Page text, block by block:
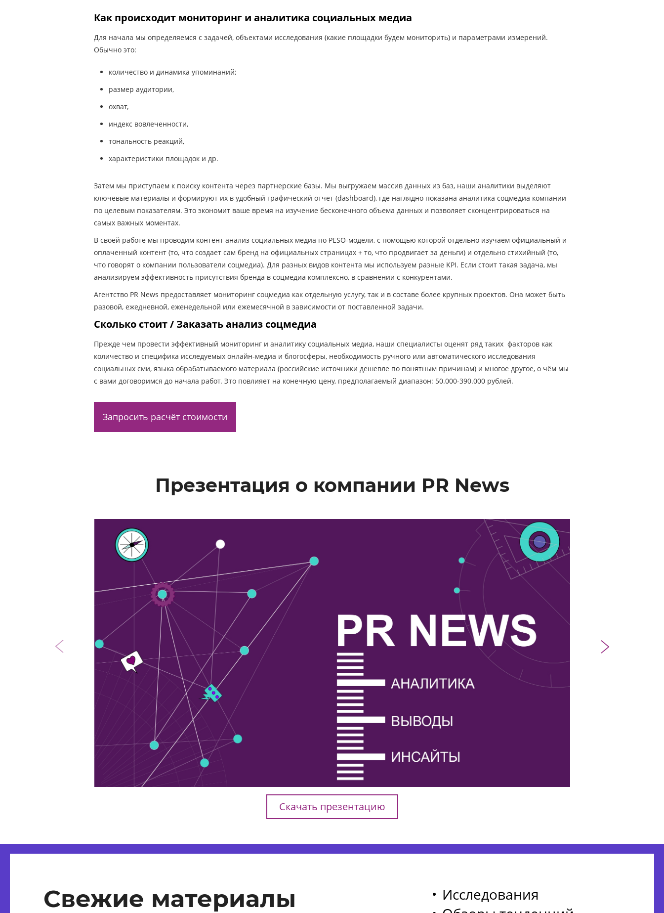
Как происходит мониторинг и аналитика социальных медиа
Для начала мы определяемся с задачей, объектами исследования (какие площадки будем мониторить) и параметрами измерений.
Обычно это:
количество и динамика упоминаний;
размер аудитории,
охват,
индекс вовлеченности,
тональность реакций,
характеристики площадок и др.
Затем мы приступаем к поиску контента через партнерские базы. Мы выгружаем массив данных из баз, наши аналитики выделяют
ключевые материалы и формируют их в удобный графический отчет (dashboard), где наглядно показана аналитика соцмедиа компании
по целевым показателям. Это экономит ваше время на изучение бесконечного объема данных и позволяет сконцентрироваться на
самых важных моментах.
В своей работе мы проводим контент анализ социальных медиа по PESO-модели, с помощью которой отдельно изучаем официальный и
оплаченный контент (то, что создает сам бренд на официальных страницах + то, что продвигает за деньги) и отдельно стихийный (то,
что говорят о компании пользователи соцмедиа). Для разных видов контента мы используем разные KPI. Если стоит такая задача, мы
анализируем эффективность присутствия бренда в соцмедиа комплексно, в сравнении с конкурентами.
Агентство PR News предоставляет мониторинг соцмедиа как отдельную услугу, так и в составе более крупных проектов. Она может быть
разовой, ежедневной, еженедельной или ежемесячной в зависимости от поставленной задачи.
Сколько стоит / Заказать анализ соцмедиа
Прежде чем провести эффективный мониторинг и аналитику социальных медиа, наши специалисты оценят ряд таких факторов как
количество и специфика исследуемых онлайн-медиа и блогосферы, необходимость ручного или автоматического исследования
социальных сми, языка обрабатываемого материала (российские источники дешевле по понятным причинам) и многое другое, о чём мы
с вами договоримся до начала работ. Это повлияет на конечную цену, предполагаемый диапазон: 50.000-390.000 рублей.
Запросить расчёт стоимости
Презентация о компании PR News
Скачать презентацию
Свежие материалы
Исследования